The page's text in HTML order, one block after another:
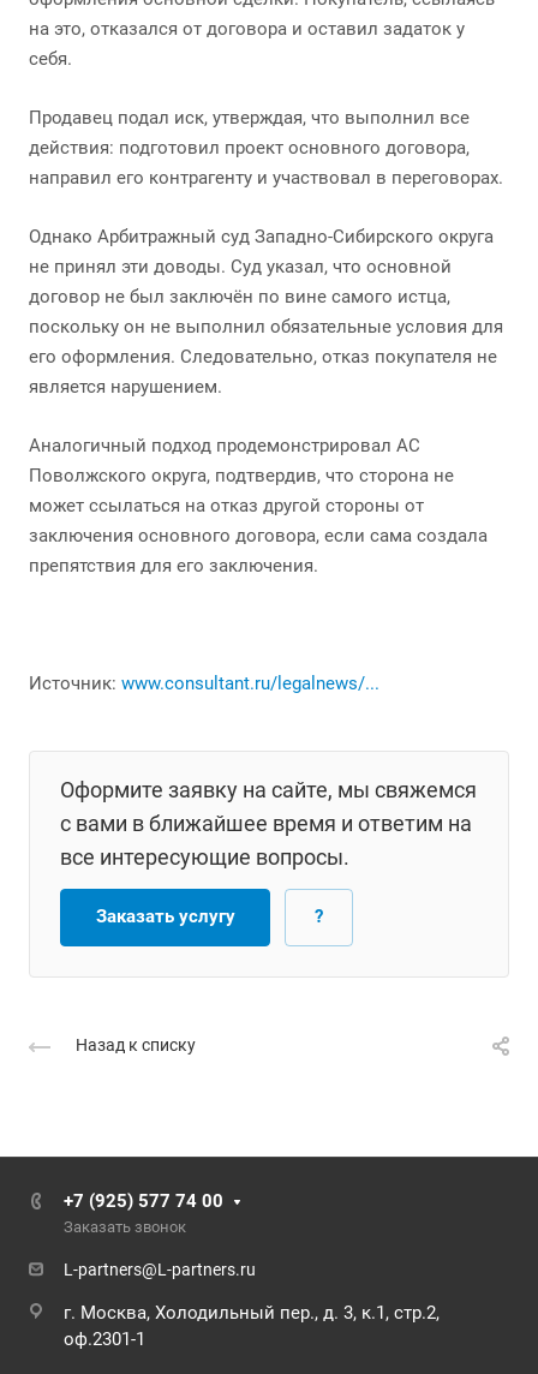
на это, отказался от договора и оставил задаток у
себя.
Продавец подал иск, утверждая, что выполнил все
действия: подготовил проект основного договора,
направил его контрагенту и участвовал в переговорах.
Однако Арбитражный суд Западно-Сибирского округа
не принял эти доводы. Суд указал, что основной
договор не был заключён по вине самого истца,
поскольку он не выполнил обязательные условия для
его оформления. Следовательно, отказ покупателя не
является нарушением.
Аналогичный подход продемонстрировал АС
Поволжского округа, подтвердив, что сторона не
может ссылаться на отказ другой стороны от
заключения основного договора, если сама создала
препятствия для его заключения.
Источник: www.consultant.ru/legalnews/...
Оформите заявку на сайте, мы свяжемся
с вами в ближайшее время и ответим на
все интересующие вопросы.
Заказать услугу ?
Назад к списку
+7 (925) 577 74 00
Заказать звонок
L-partners@L-partners.ru
г. Москва, Холодильный пер., д. 3, к.1, стр.2,
оф.2301-1